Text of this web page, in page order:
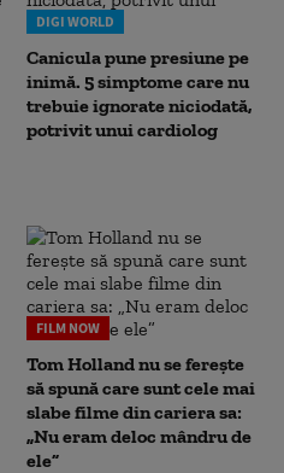
DIGI WORLD
Canicula pune presiune pe
inimă. 5 simptome care nu
trebuie ignorate niciodată,
potrivit unui cardiolog
FILM NOW
Tom Holland nu se ferește
să spună care sunt cele mai
slabe filme din cariera sa:
„Nu eram deloc mândru de
ele”